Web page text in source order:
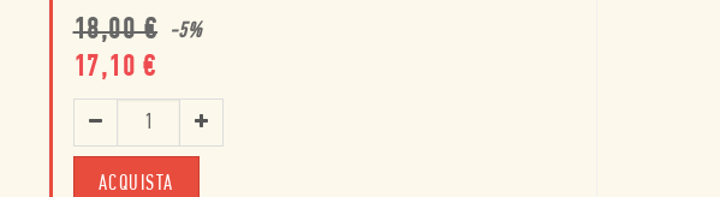
18,00€ -5%
17,10 €
ACQUISTA